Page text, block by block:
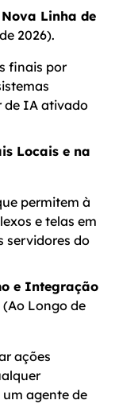
Linha de
2026).
finais por
de IA ativado
Locais e na
permitem à
e telas em
servidores do
e Integração
Longo de
ações
agente de